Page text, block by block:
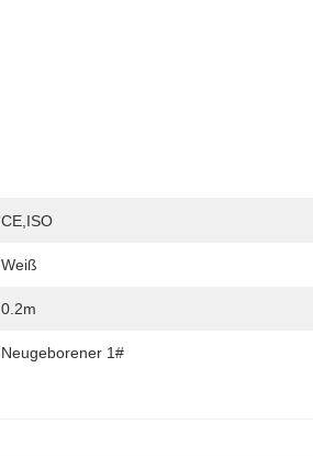
CE,ISO
Weiß
0.2m
Neugeborener 1#